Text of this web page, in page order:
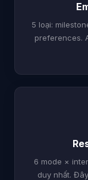
5 loại:
preferences.
6 mode ×
duy nhất.